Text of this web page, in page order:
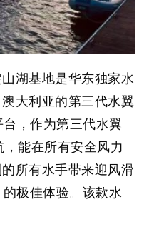
湖基地是华东独家水
大利亚的第三代水翼
，作为第三代水翼
能在所有安全风力
所有水手带来迎风滑
极佳体验。该款水